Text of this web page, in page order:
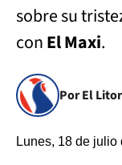
sobre su
conEl Maxi.
Por El
Lunes, 18 de